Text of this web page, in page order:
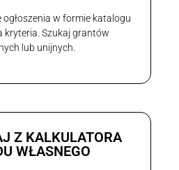
w formie katalogu
kryteria. Szukaj grantów
lub unijnych.
Z KALKULATORA
WŁASNEGO